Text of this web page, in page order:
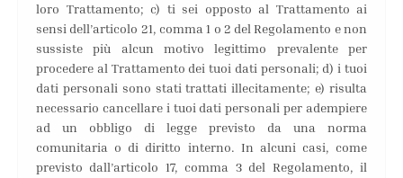
loro Trattamento; c) ti sei opposto al Trattamento ai
sensi dell’articolo 21, comma 1 o 2 del Regolamento e non
sussiste più alcun motivo legittimo prevalente per
procedere al Trattamento dei tuoi dati personali; d) i tuoi
dati personali sono stati trattati illecitamente; e) risulta
necessario cancellare i tuoi dati personali per adempiere
ad un obbligo di legge previsto da una norma
comunitaria o di diritto interno. In alcuni casi, come
previsto dall’articolo 17, comma 3 del Regolamento, il